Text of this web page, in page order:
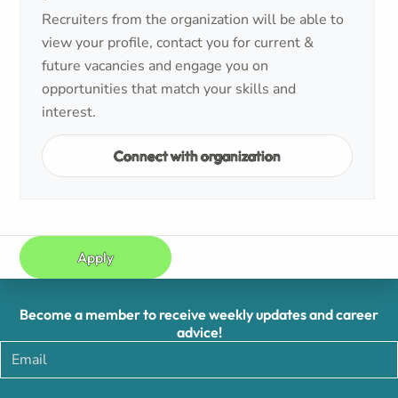
Recruiters from the organization will be able to
view your profile, contact you for current &
future vacancies and engage you on
opportunities that match your skills and
interest.
Connect with organization
Apply
Become a member to receive weekly updates and career
advice!